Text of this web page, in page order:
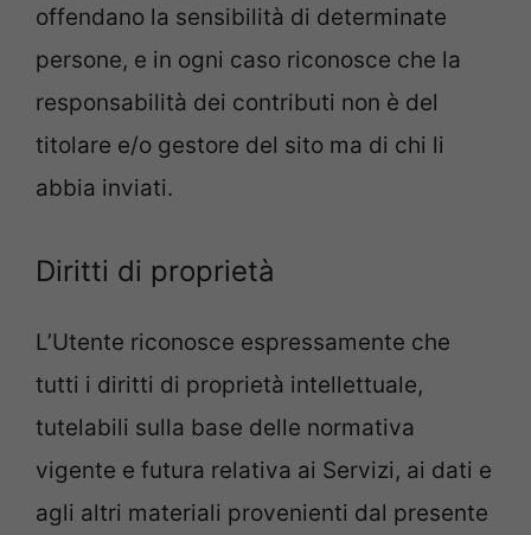
offendano la sensibilità di determinate
persone, e in ogni caso riconosce che la
responsabilità dei contributi non è del
titolare e/o gestore del sito ma di chi li
abbia inviati.
Diritti di proprietà
L’Utente riconosce espressamente che
tutti i diritti di proprietà intellettuale,
tutelabili sulla base delle normativa
vigente e futura relativa ai Servizi, ai dati e
agli altri materiali provenienti dal presente